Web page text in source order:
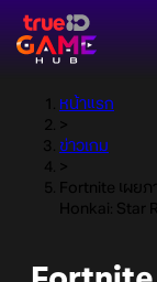
หน้าแรก
>
ข่าวเกม
>
Fortnite เผย
Honkai: Star